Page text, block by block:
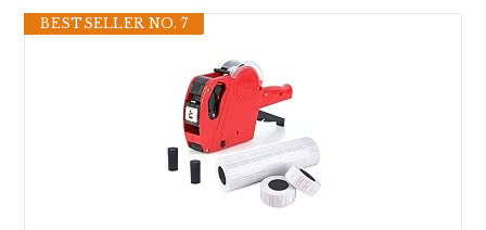
BESTSELLER NO. 7